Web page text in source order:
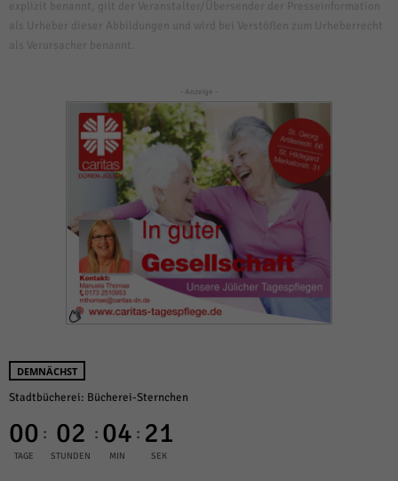
- Anzeige -
DEMNÄCHST
Stadtbücherei: Bücherei-Sternchen
00
TAGE
: 02
STUNDEN
: 04
MIN
: 21
SEK